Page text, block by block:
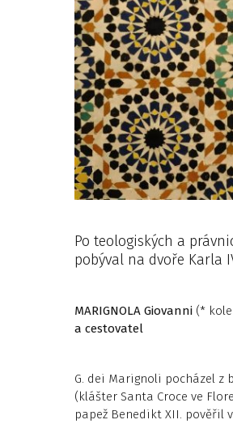
Po teologiských a
pobýval na dvoře Karla
MARIGNOLA Giovanni (*
a cestovatel
G. dei Marignoli pocházel
(klášter Santa Croce ve
papež Benedikt XII. pověřil